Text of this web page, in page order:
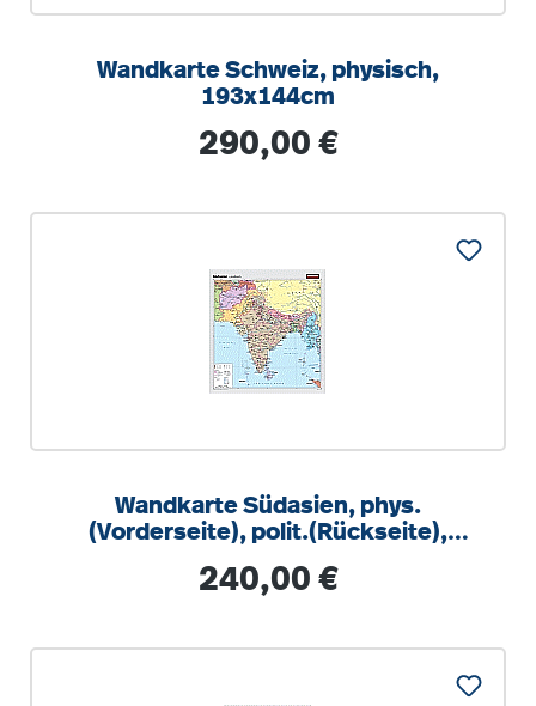
Wandkarte Schweiz, physisch,
193x144cm
Regulärer Preis:
290,00 €
Wandkarte Südasien, phys.
(Vorderseite), polit.(Rückseite),
Regulärer Preis:
240,00 €